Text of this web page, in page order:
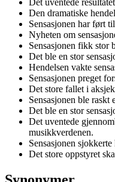
Den dramatiske
Sensasjonen har ført
Nyheten om
Sensasjonen fikk stor
Det ble en stor
Hendelsen vakte
Sensasjonen preget
Det store fallet i
Sensasjonen ble raskt
Det ble en stor
Det uventede
musikkverdenen.
Sensasjonen
Det store oppstyret